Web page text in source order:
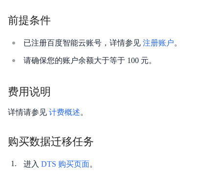
快速入门
准备工作
产品计费
数据迁移
前提条件
已注册百度智能云账号，详情参见 注册账户。
请确保您的账户余额大于等于 100 元。
费用说明
详情请参见 计费概述。
购买数据迁移任务
进入 DTS 购买页面。